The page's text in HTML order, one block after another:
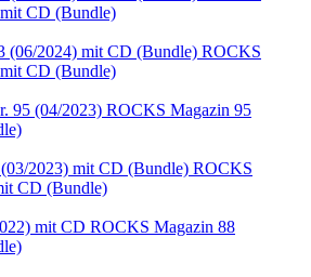
CD (Bundle)
ROCKS
CD (Bundle)
ROCKS Magazin 95
ROCKS
CD (Bundle)
ROCKS Magazin 88